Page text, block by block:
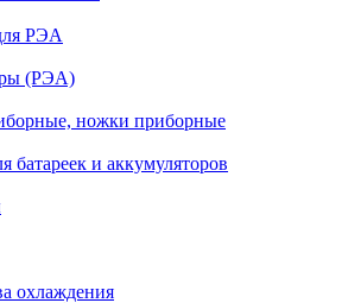
РЭА
(РЭА)
ножки приборные
батареек и аккумуляторов
охлаждения